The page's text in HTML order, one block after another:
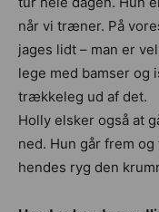
når vi træner. På
jages lidt – man er
lege med bamser og
trækkeleg ud af det.
Holly elsker også at
ned. Hun går frem
hendes ryg den